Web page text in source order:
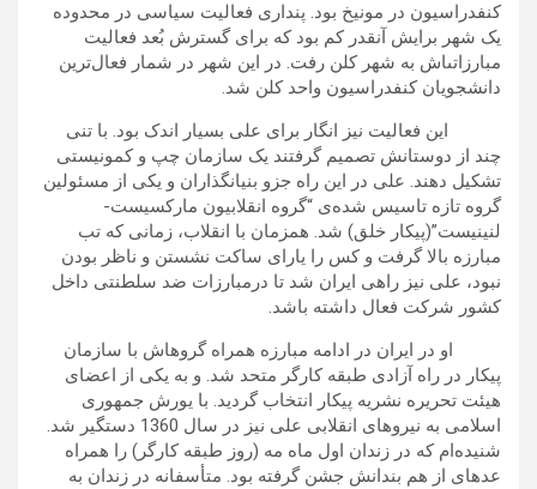
كنفدراسيون در مونیخ بود. پنداری فعالیت سیاسی در محدوده
یک شهر برایش آنقدر کم بود که براى گسترش بُعد فعاليت
مبارزاتى­اش به شهر كلن رفت. در این شهر در شمار فعال‌ترین
دانشجویان کنفدراسیون واحد كلن شد.
این فعالیت نیز انگار برای علی بسیار اندک بود. با تنى
چند از دوستانش تصميم گرفتند یک سازمان چپ و كمونيستى
تشکيل دهند. على در این راه جزو بنيان­گذاران و يكى از مسئولين
گروه تازه تاسيس شده‌ی “گروه انقلابیون ماركسيست-
لنينیست”(پیکار خلق) شد. هم­زمان با انقلاب، زمانی که تب
مبارزه بالا گرفت و کس را یارای ساکت نشستن و ناظر بودن
نبود، على نيز راهى ايران شد تا درمبارزات ضد سلطنتی داخل
کشور شرکت فعال داشته باشد.
او در ایران در ادامه مبارزه همراه گروه­اش با سازمان
پيكار در راه آزادى طبقه كارگر متحد شد. و به يكى از اعضای
هيئت تحريره نشريه پيكار انتخاب گردید. با یورش جمهورى
اسلامى به نيروهاى انقلابى على نيز در سال 1360 دستگير شد.
شنیده‌ام که در زندان اول ماه مه (روز طبقه کارگر) را همراه
عده­ای از هم بندانش جشن گرفته بود. متأسفانه در زندان به